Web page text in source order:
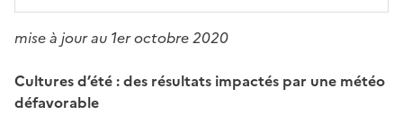
mise à jour au 1er octobre 2020
Cultures d’été : des résultats impactés par une météo
défavorable